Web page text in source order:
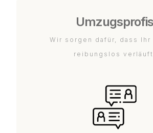
Umzugsprofis
Wir sorgen dafür, dass Ihr
reibungslos verläuft.